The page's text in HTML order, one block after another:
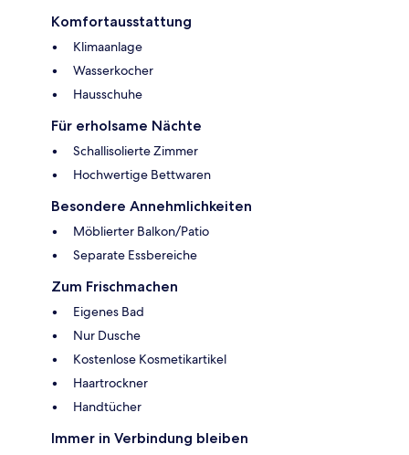
Komfortausstattung
Klimaanlage
Wasserkocher
Hausschuhe
Für erholsame Nächte
Schallisolierte Zimmer
Hochwertige Bettwaren
Besondere Annehmlichkeiten
Möblierter Balkon/Patio
Separate Essbereiche
Zum Frischmachen
Eigenes Bad
Nur Dusche
Kostenlose Kosmetikartikel
Haartrockner
Handtücher
Immer in Verbindung bleiben